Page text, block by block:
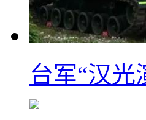
台军“汉光